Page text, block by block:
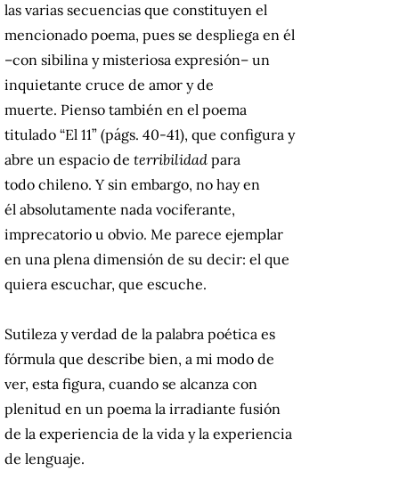
las varias secuencias que constituyen el
mencionado poema, pues se despliega en él
–con sibilina y misteriosa expresión– un
inquietante cruce de amor y de
muerte. Pienso también en el poema
titulado “El 11” (págs. 40-41), que configura y
abre un espacio de terribilidad para
todo chileno. Y sin embargo, no hay en
él absolutamente nada vociferante,
imprecatorio u obvio. Me parece ejemplar
en una plena dimensión de su decir: el que
quiera escuchar, que escuche.
Sutileza y verdad de la palabra poética es
fórmula que describe bien, a mi modo de
ver, esta figura, cuando se alcanza con
plenitud en un poema la irradiante fusión
de la experiencia de la vida y la experiencia
de lenguaje.